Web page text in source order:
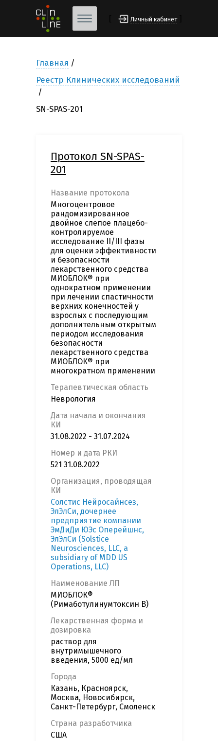
Личный кабинет
Главная
Реестр Клинических исследований
SN-SPAS-201
Протокол SN-SPAS-
201
Название протокола
Многоцентровое
рандомизированное
двойное слепое плацебо-
контролируемое
исследование II/III фазы
для оценки эффективности
и безопасности
лекарственного средства
МИОБЛОК® при
однократном применении
при лечении спастичности
верхних конечностей у
взрослых с последующим
дополнительным открытым
периодом исследования
безопасности
лекарственного средства
МИОБЛОК® при
многократном применении
Терапевтическая область
Неврология
Дата начала и окончания
КИ
31.08.2022 - 31.07.2024
Номер и дата РКИ
521 31.08.2022
Организация, проводящая
КИ
Солстис Нейросайнсез,
ЭлЭлСи, дочернее
предприятие компании
ЭмДиДи ЮЭс Оперейшнс,
ЭлЭлСи (Solstice
Neurosciences, LLC, a
subsidiary of MDD US
Operations, LLC)
Наименование ЛП
МИОБЛОК®
(Римаботулинумтоксин В)
Лекарственная форма и
дозировка
раствор для
внутримышечного
введения, 5000 ед/мл
Города
Казань, Красноярск,
Москва, Новосибирск,
Санкт-Петербург, Смоленск
Страна разработчика
США